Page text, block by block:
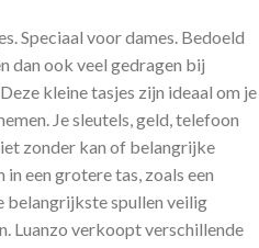
Speciaal voor dames. Bedoeld
dan ook veel gedragen bij
kleine tasjes zijn ideaal om je
Je sleutels, geld, telefoon
zonder kan of belangrijke
een grotere tas, zoals een
belangrijkste spullen veilig
Luanzo verkoopt verschillende